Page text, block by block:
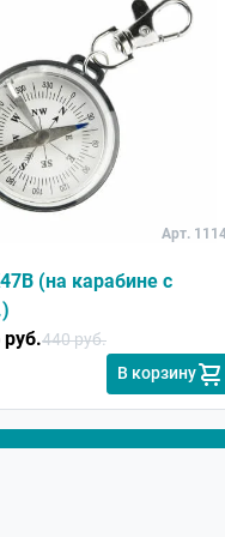
Арт.
(на карабине с
440 руб.
В корзину